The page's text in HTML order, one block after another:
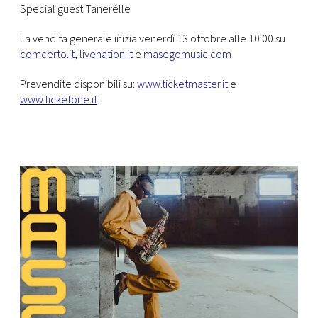
Special guest Tanerélle
La vendita generale inizia venerdì 13 ottobre alle 10:00 su
comcerto.it, livenation.ite masegomusic.com
Prevendite disponibili su:www.ticketmaster.ite
www.ticketone.it